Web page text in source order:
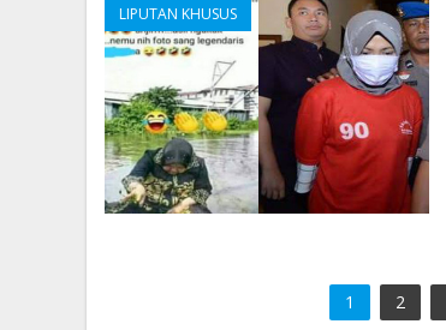
LIPUTAN KHUSUS
1 2